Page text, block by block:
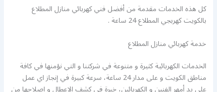
كل هذه الخدمات مقدمة من أفضل فني كهربائي منازل المطلاع
بالكويت كهربجي المطلاع 24 ساعة .
خدمة كهربائي منازل المطلاع
الخدمات الكهربائية كثيرة و متنوعة في شركتنا و التي نؤمنها في كافة
مناطق الكويت و على مدار 24 ساعة، سرعة كبيرة في إنجاز اي عمل